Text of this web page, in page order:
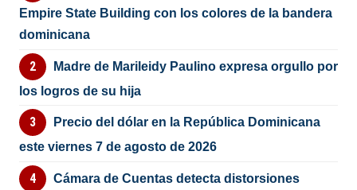
Empire State Building con los colores de la bandera
dominicana
Madre de Marileidy Paulino expresa orgullo por
los logros de su hija
Precio del dólar en la República Dominicana
este viernes 7 de agosto de 2026
Cámara de Cuentas detecta distorsiones